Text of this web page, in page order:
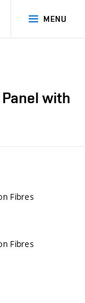
MENU
with
Fibres
Fibres